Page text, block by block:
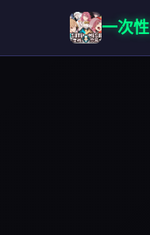
一次